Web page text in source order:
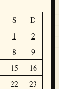
S
D
1
2
8
9
15
16
22
23